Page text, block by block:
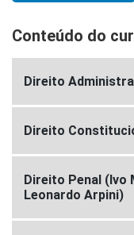
Conteúdo do
Direito
Direito
Direito Penal (Ivo
Leonardo Arpini)